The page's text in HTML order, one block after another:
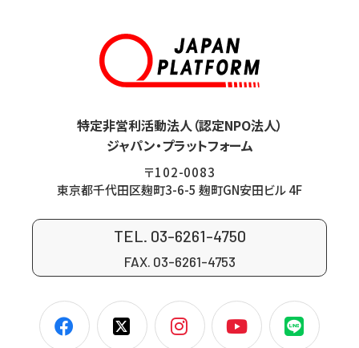
特定非営利活動法人（認定NPO法人）
ジャパン・プラットフォーム
〒102-0083
東京都千代田区麹町3-6-5 麹町GN安田ビル 4F
TEL. 03-6261-4750
FAX. 03-6261-4753